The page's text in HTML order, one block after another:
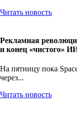
Читать новость
Рекламная
и конец «чистого»
На пятницу пока
через...
Читать новость